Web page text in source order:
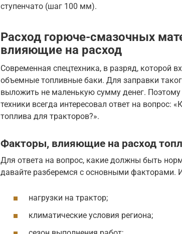
ступенчато (шаг 100 мм).
Расход горюче-смазочных
влияющие на расход
Современная спецтехника, в разряд, которой
объемные топливные баки. Для заправки
выложить не маленькую сумму денег.
техники всегда интересовал ответ на вопрос:
топлива для тракторов?».
Факторы, влияющие на расход
Для ответа на вопрос, какие должны быть
давайте разберемся с основными факторами.
нагрузки на трактор;
климатические условия региона;